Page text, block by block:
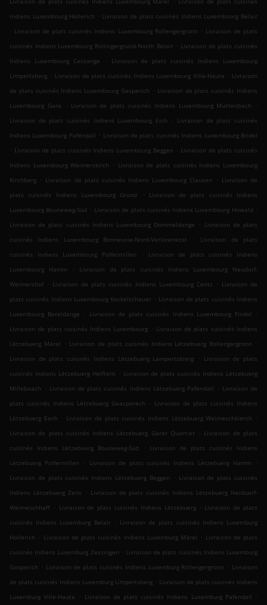
Indiens Luxembourg Hollerich . Livraison de plats cuisinés Indiens Luxembourg Belair
. Livraison de plats cuisinés Indiens Luxembourg Rollengergronn . Livraison de plats
cuisinés Indiens Luxembourg Rollingergrund-North Belair . Livraison de plats cuisinés
Indiens Luxembourg Cessange
.
Livraison de plats cuisinés Indiens Luxembourg
Limpertsberg . Livraison de plats cuisinés Indiens Luxembourg Ville-Haute . Livraison
de plats cuisinés Indiens Luxembourg Gasperich . Livraison de plats cuisinés Indiens
Luxembourg Gare
. Livraison de plats cuisinés Indiens Luxembourg Muhlenbach
.
Livraison de plats cuisinés Indiens Luxembourg Eich
. Livraison de plats cuisinés
Indiens Luxembourg Pafendall . Livraison de plats cuisinés Indiens Luxembourg Bridel
. Livraison de plats cuisinés Indiens Luxembourg Beggen . Livraison de plats cuisinés
Indiens Luxembourg Weimerskirch
. Livraison de plats cuisinés Indiens Luxembourg
Kirchberg . Livraison de plats cuisinés Indiens Luxembourg Clausen . Livraison de
plats cuisinés Indiens Luxembourg Grund
.
Livraison de plats cuisinés Indiens
Luxembourg Bouneweg-Süd . Livraison de plats cuisinés Indiens Luxembourg Howald .
Livraison de plats cuisinés Indiens Luxembourg Dommeldange
. Livraison de plats
cuisinés Indiens Luxembourg Bonnevoie-Nord-Verlorenkost
.
Livraison de plats
cuisinés Indiens Luxembourg Polfermillen
.
Livraison de plats cuisinés Indiens
Luxembourg Hamm
.
Livraison de plats cuisinés Indiens Luxembourg Neudorf-
Weimershof . Livraison de plats cuisinés Indiens Luxembourg Cents . Livraison de
plats cuisinés Indiens Luxembourg Kockelscheuer . Livraison de plats cuisinés Indiens
Luxembourg Bereldange
. Livraison de plats cuisinés Indiens Luxembourg Findel
.
Livraison de plats cuisinés Indiens Luxembourg . Livraison de plats cuisinés Indiens
Lëtzebuerg Märel
. Livraison de plats cuisinés Indiens Lëtzebuerg Rollengergronn
.
Livraison de plats cuisinés Indiens Lëtzebuerg Lampertsbierg
. Livraison de plats
cuisinés Indiens Lëtzebuerg Helftent . Livraison de plats cuisinés Indiens Lëtzebuerg
Millebaach . Livraison de plats cuisinés Indiens Lëtzebuerg Pafendall . Livraison de
plats cuisinés Indiens Lëtzebuerg Gaasperech
. Livraison de plats cuisinés Indiens
Lëtzebuerg Eech . Livraison de plats cuisinés Indiens Lëtzebuerg Weimeschkierch
.
Livraison de plats cuisinés Indiens Lëtzebuerg Garer Quartier . Livraison de plats
cuisinés Indiens Lëtzebuerg Bouneweg-Süd
. Livraison de plats cuisinés Indiens
Lëtzebuerg Polfermillen
. Livraison de plats cuisinés Indiens Lëtzebuerg Hamm
.
Livraison de plats cuisinés Indiens Lëtzebuerg Beggen
. Livraison de plats cuisinés
Indiens Lëtzebuerg Zens
. Livraison de plats cuisinés Indiens Lëtzebuerg Neiduerf-
Weimeschhaff . Livraison de plats cuisinés Indiens Lëtzebuerg . Livraison de plats
cuisinés Indiens Luxemburg Belair . Livraison de plats cuisinés Indiens Luxemburg
Hollerich . Livraison de plats cuisinés Indiens Luxemburg Märel . Livraison de plats
cuisinés Indiens Luxemburg Zessingen . Livraison de plats cuisinés Indiens Luxemburg
Gasperich . Livraison de plats cuisinés Indiens Luxemburg Rollengergronn . Livraison
de plats cuisinés Indiens Luxemburg Limpertsberg . Livraison de plats cuisinés Indiens
Luxemburg Ville-Haute
. Livraison de plats cuisinés Indiens Luxemburg Pafendall
.